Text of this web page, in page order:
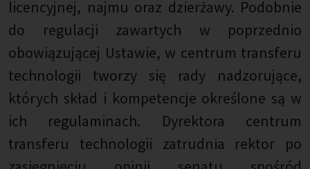
licencyjnej, najmu oraz dzierżawy. Podobnie
do regulacji zawartych w poprzednio
obowiązującej Ustawie, w centrum transferu
technologii tworzy się rady nadzorujące,
których skład i kompetencje określone są w
ich regulaminach. Dyrektora centrum
transferu technologii zatrudnia rektor po